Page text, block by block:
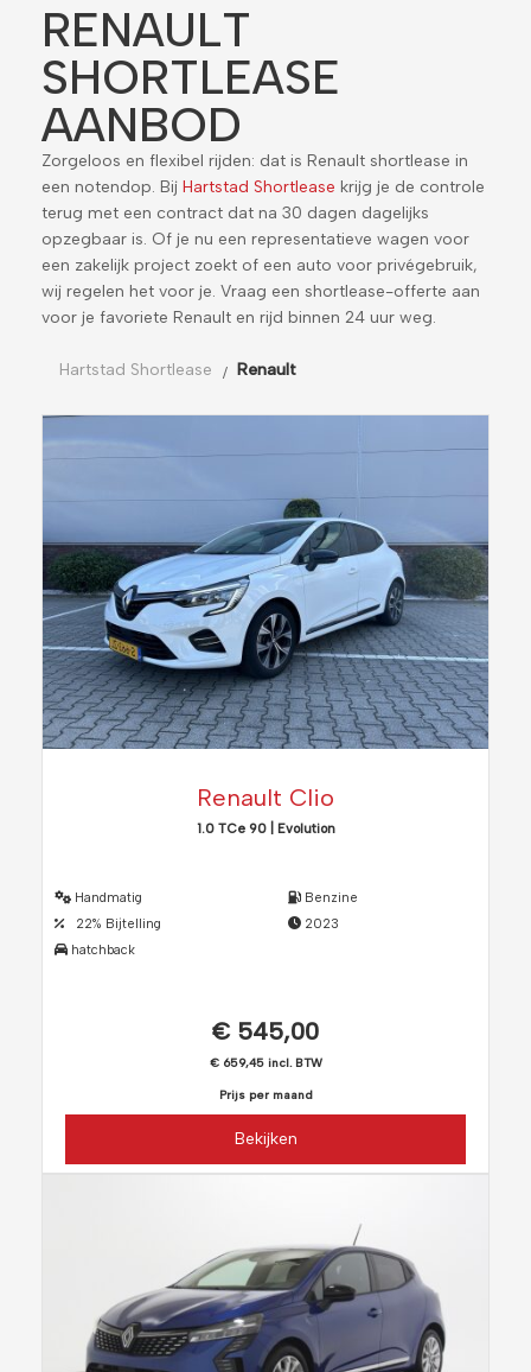
RENAULT
SHORTLEASE
AANBOD
Zorgeloos en flexibel rijden: dat is Renault shortlease in
een notendop. Bij Hartstad Shortlease krijg je de controle
terug met een contract dat na 30 dagen dagelijks
opzegbaar is. Of je nu een representatieve wagen voor
een zakelijk project zoekt of een auto voor privégebruik,
wij regelen het voor je. Vraag een shortlease-offerte aan
voor je favoriete Renault en rijd binnen 24 uur weg.
Hartstad Shortlease Renault
Renault Clio
1.0 TCe 90 | Evolution
Handmatig
22% Bijtelling
hatchback
Benzine
2023
€ 545,00
€ 659,45 incl. BTW
Prijs per maand
Bekijken